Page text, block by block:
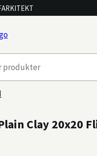
ARKITEKT
Clay 20x20